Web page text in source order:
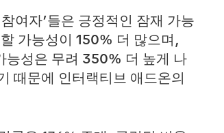
여자’들은 긍정적인 잠재 가능
가능성이 150% 더 많으며,
능성은 무려 350% 더 높게 나
때문에 인터랙티브 애드온의